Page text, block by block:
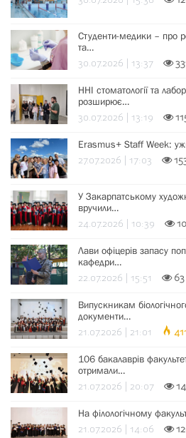
Студенти-медики – про
та…
30.07.2026 | 13:37
ННІ стоматології та
розширює…
30.07.2026 | 13:19
Erasmus+ Staff Week:
27.07.2026 | 17:03
У Закарпатському
вручили…
24.07.2026 | 10:39
Лави офіцерів запасу
кафедри…
22.07.2026 | 15:51 63
Випускникам
документи…
21.07.2026 | 21:01
106 бакалаврів
отримали…
21.07.2026 | 20:07
На філологічному
21.07.2026 | 14:06